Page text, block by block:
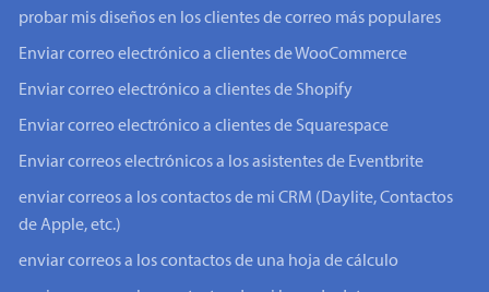
probar mis diseños en los clientes de correo más populares
Enviar correo electrónico a clientes de WooCommerce
Enviar correo electrónico a clientes de Shopify
Enviar correo electrónico a clientes de Squarespace
Enviar correos electrónicos a los asistentes de Eventbrite
enviar correos a los contactos de mi CRM (Daylite, Contactos
de Apple, etc.)
enviar correos a los contactos de una hoja de cálculo